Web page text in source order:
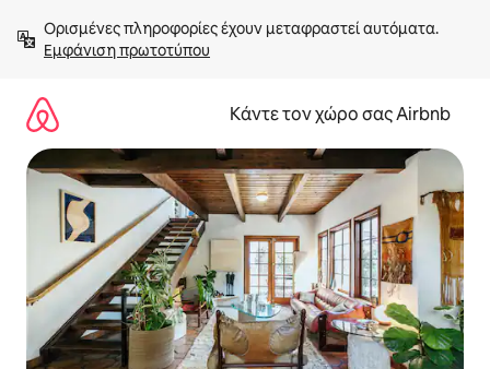
στο
περιεχόμενοΕμφάνιση πρωτοτύπου
Κάντε τον χώρο σας Airbnb